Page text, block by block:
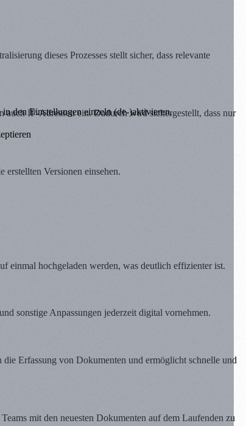
dieses Prozesses stellt sicher, dass relevante
IP-Adressen ein. Dadurch wird sichergestellt, dass nur
erstellten Versionen einsehen.
einmal hochgeladen werden, was deutlich effizienter ist.
sonstige Anpassungen jederzeit digital vornehmen.
Erfassung von Dokumenten und ermöglicht schnelle und
mit den neuesten Dokumenten auf dem Laufenden zu
den Einstellungen einzeln (de-)aktivieren.